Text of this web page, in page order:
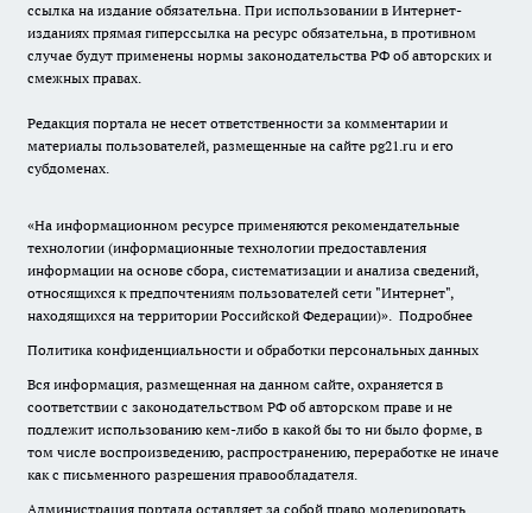
ссылка на издание обязательна. При использовании в Интернет-
изданиях прямая гиперссылка на ресурс обязательна, в противном
случае будут применены нормы законодательства РФ об авторских и
смежных правах.
Редакция портала не несет ответственности за комментарии и
материалы пользователей, размещенные на сайте pg21.ru и его
субдоменах.
«На информационном ресурсе применяются рекомендательные
технологии (информационные технологии предоставления
информации на основе сбора, систематизации и анализа сведений,
относящихся к предпочтениям пользователей сети "Интернет",
находящихся на территории Российской Федерации)». Подробнее
Политика конфиденциальности и обработки персональных данных
Вся информация, размещенная на данном сайте, охраняется в
соответствии с законодательством РФ об авторском праве и не
подлежит использованию кем-либо в какой бы то ни было форме, в
том числе воспроизведению, распространению, переработке не иначе
как с письменного разрешения правообладателя.
Администрация портала оставляет за собой право модерировать